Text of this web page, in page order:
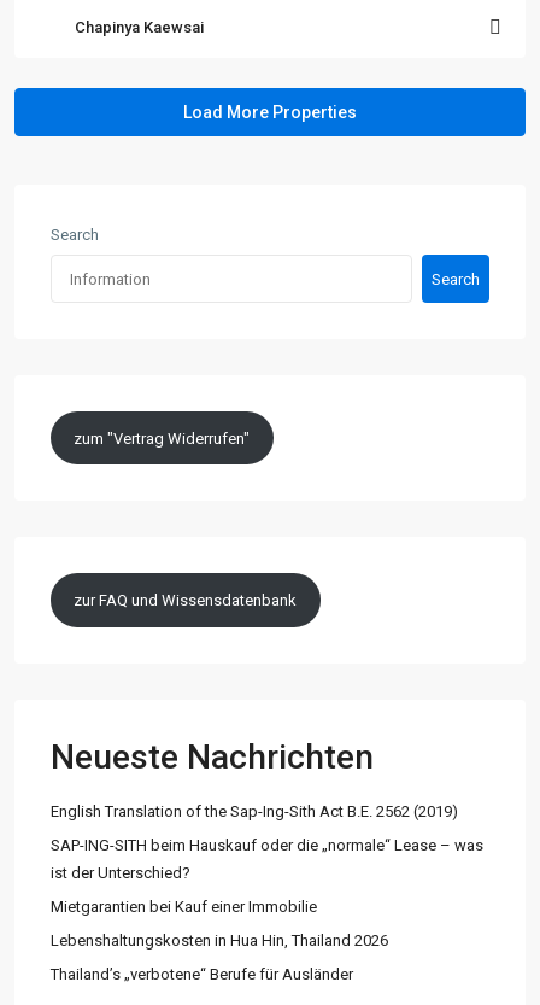
Chapinya Kaewsai
Search
Search
zum "Vertrag Widerrufen"
zur FAQ und Wissensdatenbank
Neueste Nachrichten
English Translation of the Sap-Ing-Sith Act B.E. 2562 (2019)
SAP-ING-SITH beim Hauskauf oder die „normale“ Lease – was
ist der Unterschied?
Mietgarantien bei Kauf einer Immobilie
Lebenshaltungskosten in Hua Hin, Thailand 2026
Thailand’s „verbotene“ Berufe für Ausländer